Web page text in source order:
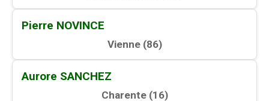
Pierre NOVINCE
Vienne (86)
Aurore SANCHEZ
Charente (16)